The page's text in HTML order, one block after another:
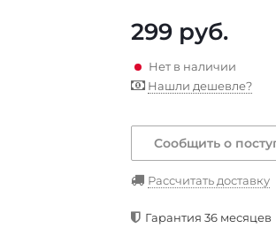
299 руб.
Нет в наличии
Нашли дешевле?
Сообщить о
Рассчитать доставку
Гарантия 36 месяцев